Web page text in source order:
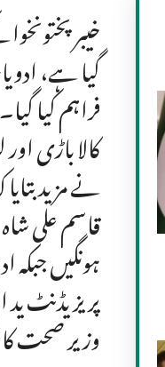
خیبر
گیا ہے،
فراہم کیا
کالا باڑی
نے مزید
قاسم علی
ہونگیں
پریزیڈنٹ
وزیر صحت